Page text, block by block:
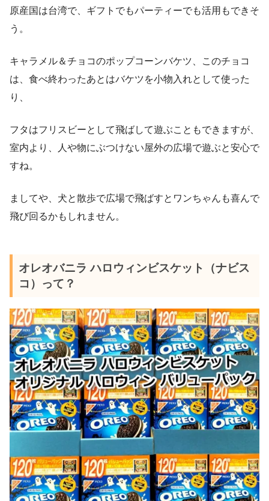
原産国は台湾で、ギフトでもパーティーでも活用もできそ
う。
キャラメル＆チョコのポップコーンバケツ、このチョコ
は、食べ終わったあとはバケツを小物入れとして使った
り、
フタはフリスビーとして飛ばして遊ぶこともできますが、
室内より、人や物にぶつけない屋外の広場で遊ぶと安心で
すね。
ましてや、犬と散歩で広場で飛ばすとワンちゃんも喜んで
飛び回るかもしれません。
オレオバニラ ハロウィンビスケット（ナビス
コ）って？